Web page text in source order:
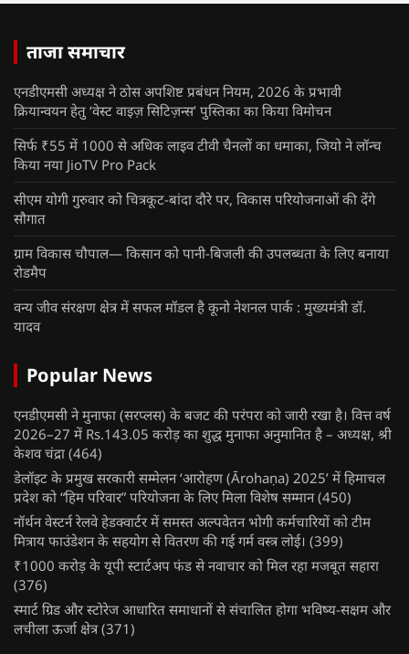
ताजा समाचार
एनडीएमसी अध्यक्ष ने ठोस अपशिष्ट प्रबंधन नियम, 2026 के प्रभावी
क्रियान्वयन हेतु ‘वेस्ट वाइज़ सिटिज़न्स’ पुस्तिका का किया विमोचन
सिर्फ ₹55 में 1000 से अधिक लाइव टीवी चैनलों का धमाका, जियो ने लॉन्च
किया नया JioTV Pro Pack
सीएम योगी गुरुवार को चित्रकूट-बांदा दौरे पर, विकास परियोजनाओं की देंगे
सौगात
ग्राम विकास चौपाल— किसान को पानी-बिजली की उपलब्धता के लिए बनाया
रोडमैप
वन्य जीव संरक्षण क्षेत्र में सफल मॉडल है कूनो नेशनल पार्क : मुख्यमंत्री डॉ.
यादव
Popular News
एनडीएमसी ने मुनाफा (सरप्लस) के बजट की परंपरा को जारी रखा है। वित्त वर्ष
2026–27 में Rs.143.05 करोड़ का शुद्ध मुनाफा अनुमानित है – अध्यक्ष, श्री
केशव चंद्रा (464)
डेलॉइट के प्रमुख सरकारी सम्मेलन ‘आरोहण (Ārohaṇa) 2025’ में हिमाचल
प्रदेश को “हिम परिवार” परियोजना के लिए मिला विशेष सम्मान (450)
नॉर्थन वेस्टर्न रेलवे हेडक्वार्टर में समस्त अल्पवेतन भोगी कर्मचारियों को टीम
मित्राय फाउंडेशन के सहयोग से वितरण की गई गर्म वस्त्र लोई। (399)
₹1000 करोड़ के यूपी स्टार्टअप फंड से नवाचार को मिल रहा मजबूत सहारा
(376)
स्मार्ट ग्रिड और स्टोरेज आधारित समाधानों से संचालित होगा भविष्य-सक्षम और
लचीला ऊर्जा क्षेत्र (371)